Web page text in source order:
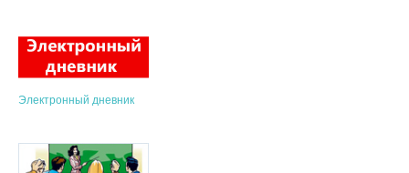
Электронный дневник